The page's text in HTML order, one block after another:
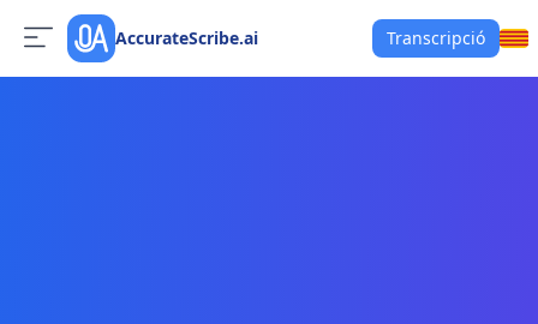
AccurateScribe.ai Transcripció